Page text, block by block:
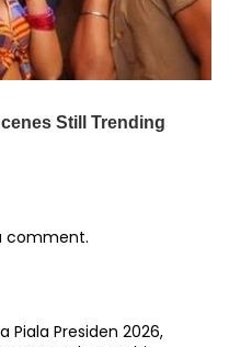
comment.
Piala Presiden 2026,